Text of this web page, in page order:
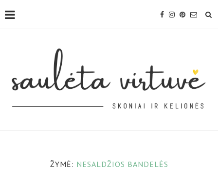
ŽYMĖ: NESALDŽIOS BANDELĖS